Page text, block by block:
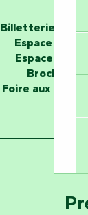
Billetterie en
Espace groupe
Espace
Brochures
Foire aux